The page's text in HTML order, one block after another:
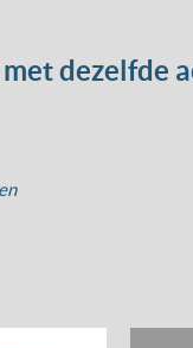
dezelfde